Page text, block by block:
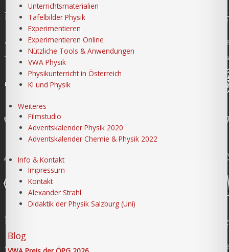
Unterrichtsmaterialien
Tafelbilder Physik
Experimentieren
Experimentieren Online
Nützliche Tools & Anwendungen
VWA Physik
Physikunterricht in Österreich
KI und Physik
Weiteres
Filmstudio
Adventskalender Physik 2020
Adventskalender Chemie & Physik 2022
Info & Kontakt
Impressum
Kontakt
Alexander Strahl
Didaktik der Physik Salzburg (Uni)
Blog